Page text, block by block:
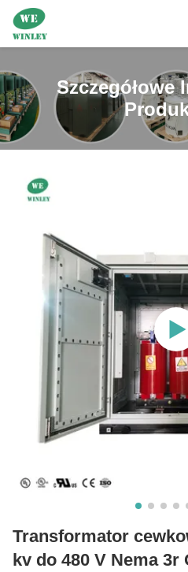
Szczegółowe
Transformator
kv do 480 V Nema 3r